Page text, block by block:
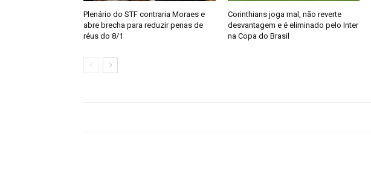
Plenário do STF contraria Moraes e
abre brecha para reduzir penas de
réus do 8/1
Corinthians joga mal, não reverte
desvantagem e é eliminado pelo Inter
na Copa do Brasil